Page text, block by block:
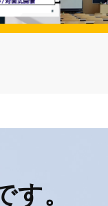
す。